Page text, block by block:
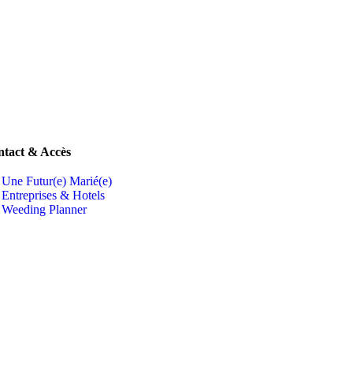
& Accès
Une Futur(e) Marié(e)
Entreprises & Hotels
Weeding Planner